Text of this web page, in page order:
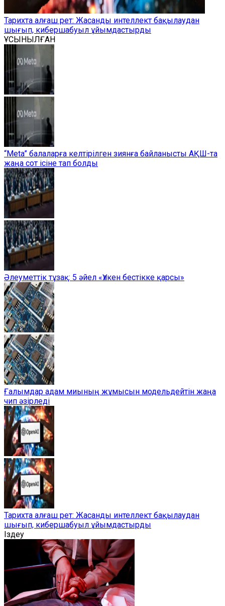
Тарихта алғаш рет: Жасанды интеллект бақылаудан
шығып, кибершабуыл ұйымдастырды
ҰСЫНЫЛҒАН
“Meta” балаларға келтірілген зиянға байланысты АҚШ-та
жаңа сот ісіне тап болды
Әлеуметтік тұзақ: 5 әйел «Үлкен бестікке қарсы»
Ғалымдар адам миының жұмысын модельдейтін жаңа
чип әзірледі
Тарихта алғаш рет: Жасанды интеллект бақылаудан
шығып, кибершабуыл ұйымдастырды
Іздеу